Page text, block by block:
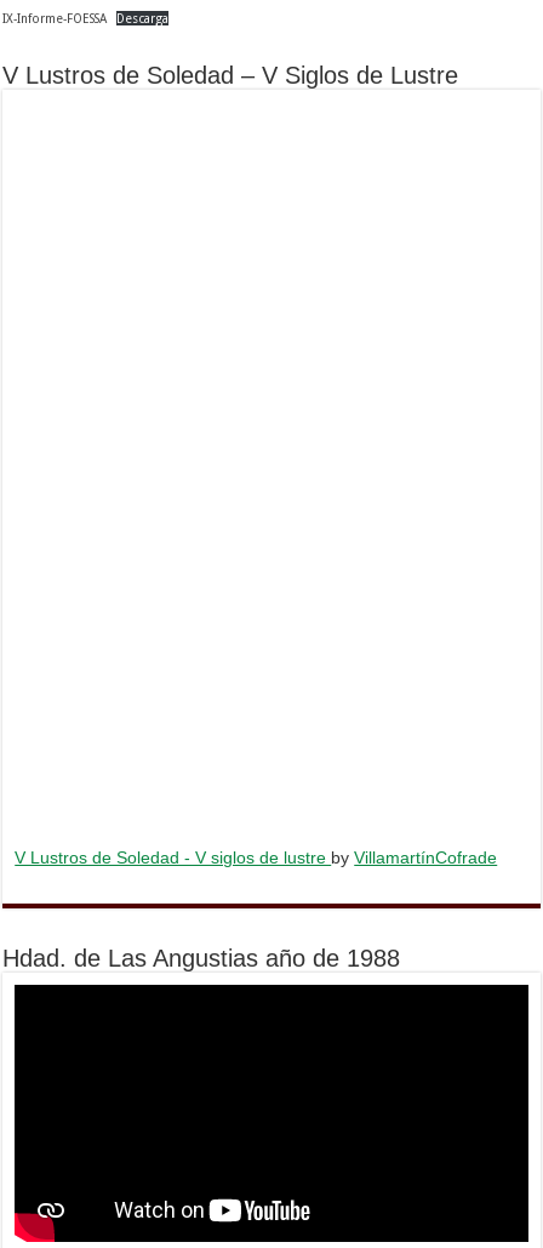
IX-Informe-FOESSA Descarga
V Lustros de Soledad – V Siglos de Lustre
V Lustros de Soledad - V siglos de lustre byVillamartínCofrade
Hdad. de Las Angustias año de 1988